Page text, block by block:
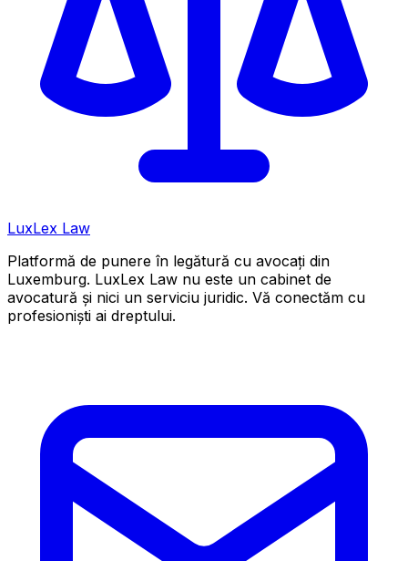
LuxLex Law
Platformă de punere în legătură cu avocați din
Luxemburg. LuxLex Law nu este un cabinet de
avocatură și nici un serviciu juridic. Vă conectăm cu
profesioniști ai dreptului.